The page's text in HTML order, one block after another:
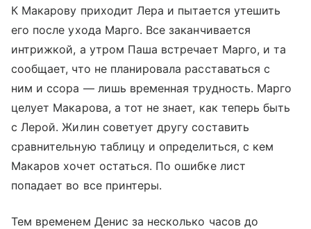
К Макарову приходит Лера и пытается утешить
его после ухода Марго. Все заканчивается
интрижкой, а утром Паша встречает Марго, и та
сообщает, что не планировала расставаться с
ним и ссора — лишь временная трудность. Марго
целует Макарова, а тот не знает, как теперь быть
с Лерой. Жилин советует другу составить
сравнительную таблицу и определиться, с кем
Макаров хочет остаться. По ошибке лист
попадает во все принтеры.
Тем временем Денис за несколько часов до